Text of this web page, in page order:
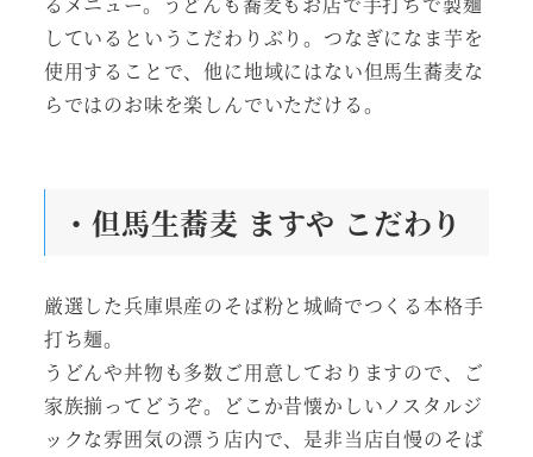
しているというこだわりぶり。つなぎになま芋を
使用することで、他に地域にはない但馬生蕎麦な
らではのお味を楽しんでいただける。
・但馬生蕎麦 ますや こだわり
厳選した兵庫県産のそば粉と城崎でつくる本格手
打ち麺。
うどんや丼物も多数ご用意しておりますので、ご
家族揃ってどうぞ。どこか昔懐かしいノスタルジ
ックな雰囲気の漂う店内で、是非当店自慢のそば